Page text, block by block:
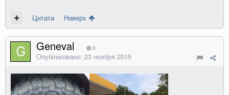
Цитата Наверх
Geneval 0
Опубликовано: 23 ноября 2015